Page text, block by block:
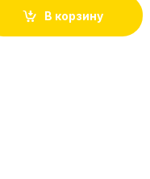
В корзину